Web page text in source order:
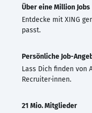
Über eine Million Jobs
Entdecke mit XING
passt.
Persönliche Job-
Lass Dich finden von
Recruiter·innen.
21 Mio. Mitglieder